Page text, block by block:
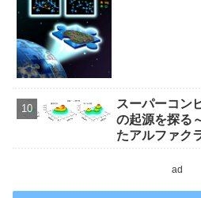
スーパーコン
の起源を探る
たアルファク
ad